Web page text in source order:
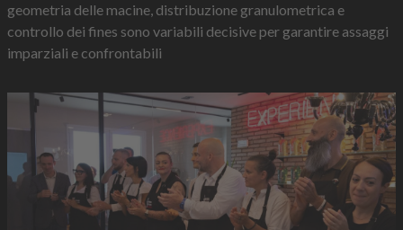
geometria delle macine, distribuzione granulometrica e
controllo dei fines sono variabili decisive per garantire assaggi
imparziali e confrontabili